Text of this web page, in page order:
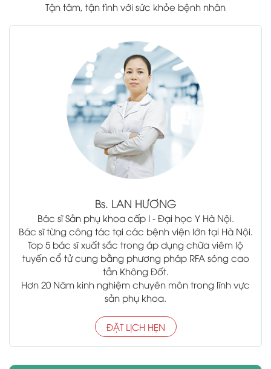
Tận tâm, tận tình với sức khỏe bệnh nhân
Bs. LAN HƯƠNG
Bác sĩ Sản phụ khoa cấp I - Đại học Y Hà Nội.
Bác sĩ từng công tác tại các bệnh viện lớn tại Hà Nội.
Top 5 bác sĩ xuất sắc trong áp dụng chữa viêm lộ
tuyến cổ tử cung bằng phương pháp RFA sóng cao
tần Không Đốt.
Hơn 20 Năm kinh nghiệm chuyên môn trong lĩnh vực
sản phụ khoa.
ĐẶT LỊCH HẸN